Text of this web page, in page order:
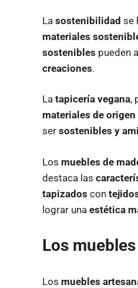
La sostenibilidad se
materiales
sostenibles pueden
creaciones.
La tapicería vegana,
materiales de origen
ser sostenibles y
Los muebles de
destaca las
tapizados con
lograr una estética
Los
Los muebles